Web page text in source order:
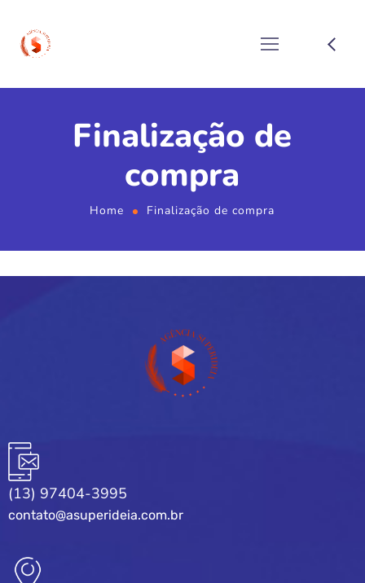
Finalização de
compra
Home Finalização de compra
(13) 97404-3995
contato@asuperideia.com.br